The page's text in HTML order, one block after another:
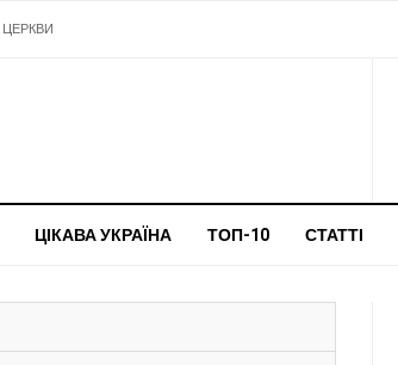
ЦЕРКВИ
ЦІКАВА УКРАЇНА ТОП-10 СТАТТІ